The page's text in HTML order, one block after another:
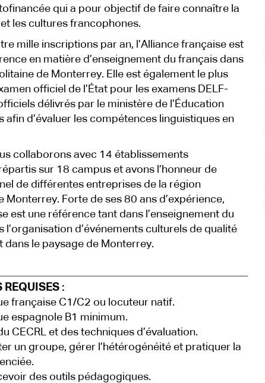
qui a pour objectif de faire connaître la
les cultures francophones.
mille inscriptions par an, l’Alliance française est
en matière d’enseignement du français dans
de Monterrey. Elle est également le plus
officiel de l’État pour les examens DELF-
délivrés par le ministère de l’Éducation
afin d’évaluer les compétences linguistiques en
collaborons avec 14 établissements
sur 18 campus et avons l’honneur de
de différentes entreprises de la région
Monterrey. Forte de ses 80 ans d’expérience,
est une référence tant dans l’enseignement du
l’organisation d’événements culturels de qualité
dans le paysage de Monterrey.
REQUISES :
française C1/C2 ou locuteur natif.
espagnole B1 minimum.
CECRL et des techniques d’évaluation.
un groupe, gérer l’hétérogénéité et pratiquer la
des outils pédagogiques.